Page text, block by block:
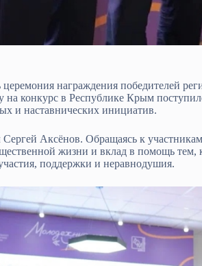
награждения победителей
на конкурс в Республике Крым
и наставнических инициатив.
Аксёнов. Обращаясь к
жизни и вклад в помощь тем,
поддержки и неравнодушия.